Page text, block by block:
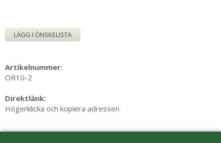
LÄGG I ÖNSKELISTA
Artikelnummer:
OR10-2
Direktlänk:
Högerklicka och kopiera adressen